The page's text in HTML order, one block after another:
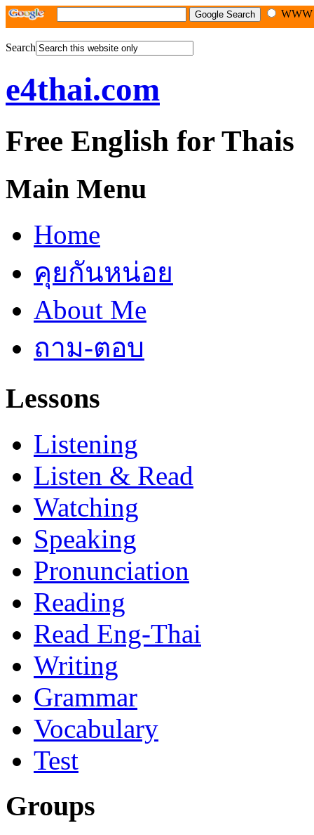
Search
e4thai.com
Free English for Thais
Main Menu
Home
คุยกันหน่อย
About Me
ถาม-ตอบ
Lessons
Listening
Listen & Read
Watching
Speaking
Pronunciation
Reading
Read Eng-Thai
Writing
Grammar
Vocabulary
Test
Groups